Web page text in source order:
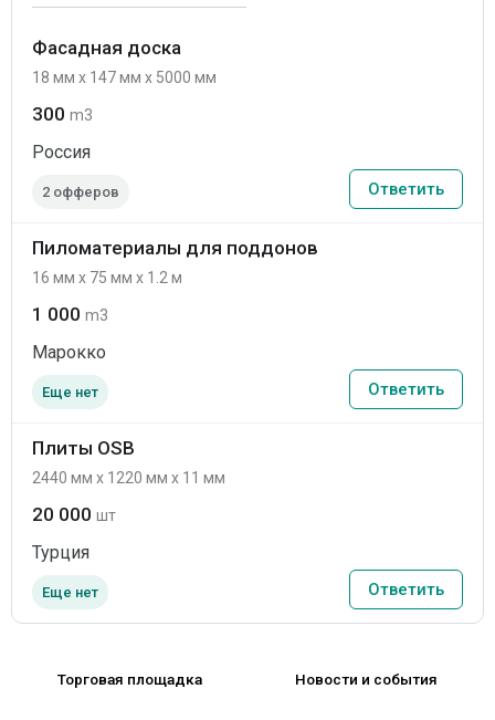
Фасадная доска
18 мм x 147 мм x 5000 мм
300 m3
Россия
2 офферов Ответить
Пиломатериалы для поддонов
16 мм x 75 мм x 1.2 м
1 000 m3
Марокко
Еще нет Ответить
Плиты OSB
2440 мм x 1220 мм x 11 мм
20 000 шт
Турция
Еще нет Ответить
Торговая площадка Новости и события